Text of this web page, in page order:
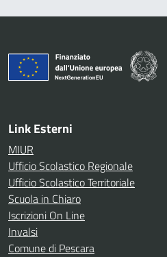
Link Esterni
MIUR
Ufficio Scolastico Regionale
Ufficio Scolastico Territoriale
Scuola in Chiaro
Iscrizioni On Line
Invalsi
Comune di Pescara